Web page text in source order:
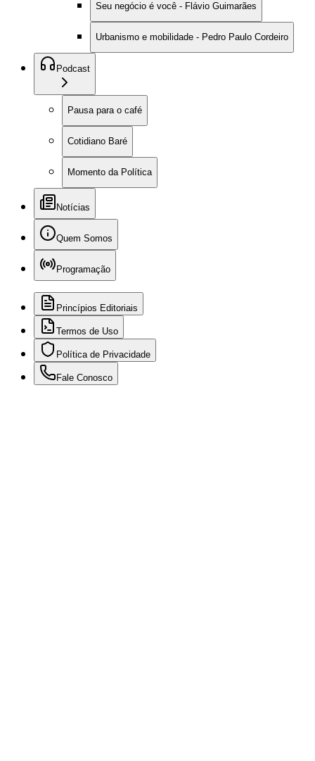
Seu negócio é você - Flávio Guimarães
Urbanismo e mobilidade - Pedro Paulo Cordeiro
Podcast
Pausa para o café
Cotidiano Baré
Momento da Política
Notícias
Quem Somos
Programação
Princípios Editoriais
Termos de Uso
Política de Privacidade
Fale Conosco